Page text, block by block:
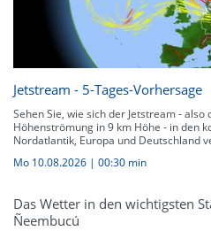
Jetstream - 5-Tages-Vorhersage
Sehen Sie, wie sich der Jetstream -
Höhenströmung in 9 km Höhe - in den
Nordatlantik, Europa und Deutschland
Mo 10.08.2026 | 00:30 min
Das Wetter in den wichtigsten
Ñeembucú